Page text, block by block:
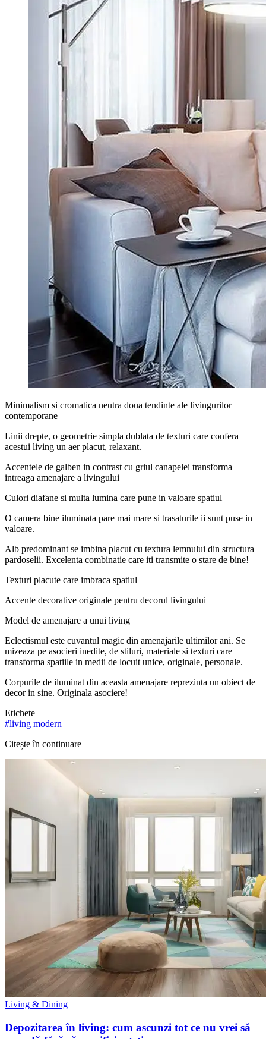
Minimalism si cromatica neutra doua tendinte ale livingurilor
contemporane
Linii drepte, o geometrie simpla dublata de texturi care confera
acestui living un aer placut, relaxant.
Accentele de galben in contrast cu griul canapelei transforma
intreaga amenajare a livingului
Culori diafane si multa lumina care pune in valoare spatiul
O camera bine iluminata pare mai mare si trasaturile ii sunt puse in
valoare.
Alb predominant se imbina placut cu textura lemnului din structura
pardoselii. Excelenta combinatie care iti transmite o stare de bine!
Texturi placute care imbraca spatiul
Accente decorative originale pentru decorul livingului
Model de amenajare a unui living
Eclectismul este cuvantul magic din amenajarile ultimilor ani. Se
mizeaza pe asocieri inedite, de stiluri, materiale si texturi care
transforma spatiile in medii de locuit unice, originale, personale.
Corpurile de iluminat din aceasta amenajare reprezinta un obiect de
decor in sine. Originala asociere!
Etichete
#living modern
Citește în continuare
Living & Dining
Depozitarea în living: cum ascunzi tot ce nu vrei să